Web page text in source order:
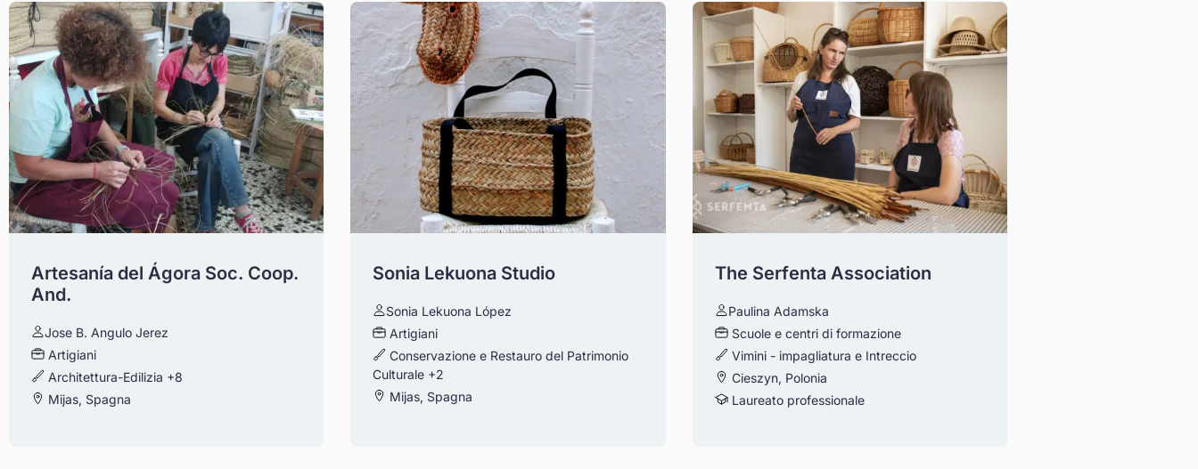
Artesanía del Ágora Soc. Coop.
And.
Jose B. Angulo Jerez
Artigiani
Architettura-Edilizia +8
Mijas, Spagna
Sonia Lekuona Studio
Sonia Lekuona López
Artigiani
Conservazione e Restauro del Patrimonio
Culturale +2
Mijas, Spagna
The Serfenta Association
Paulina Adamska
Scuole e centri di formazione
Vimini - impagliatura e Intreccio
Cieszyn, Polonia
Laureato professionale